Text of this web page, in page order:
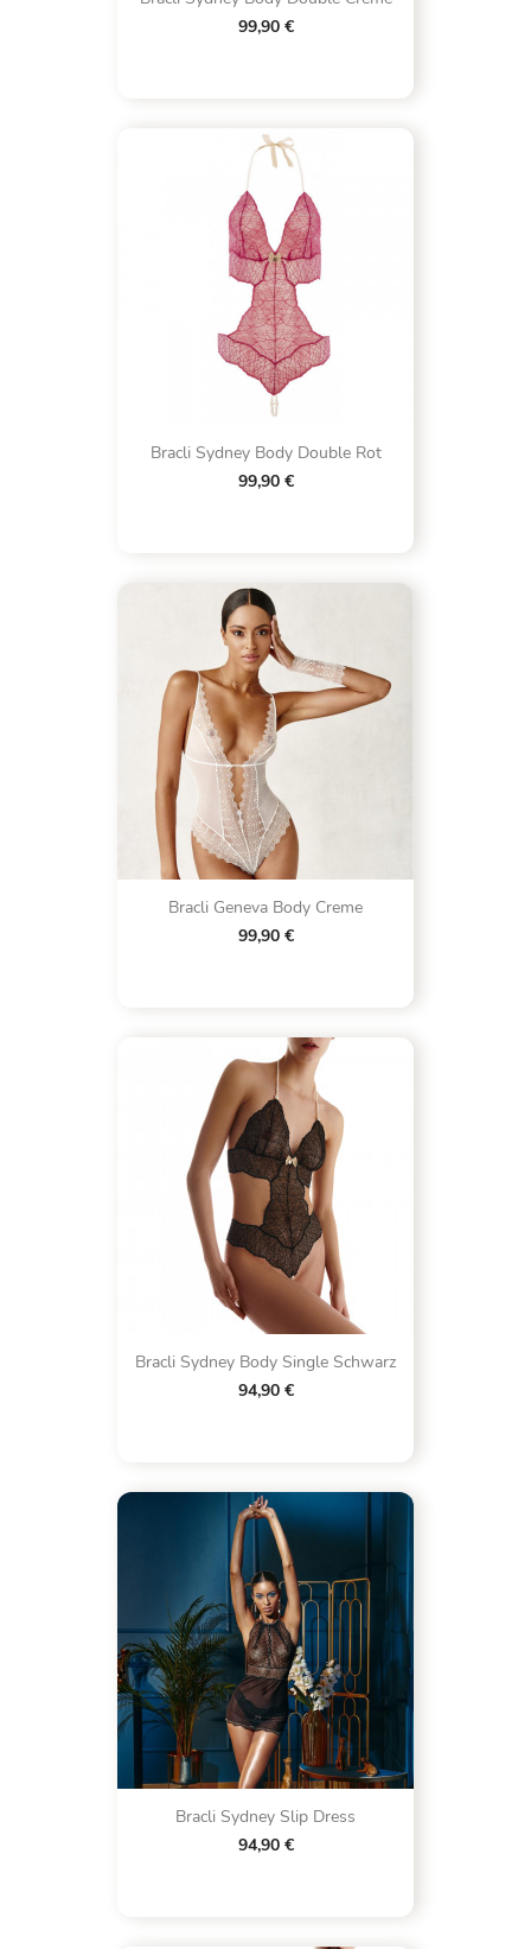
99,90 €
Bracli Sydney Body Double Rot
99,90 €
Bracli Geneva Body Creme
99,90 €
Bracli Sydney Body Single Schwarz
94,90 €
Bracli Sydney Slip Dress
94,90 €